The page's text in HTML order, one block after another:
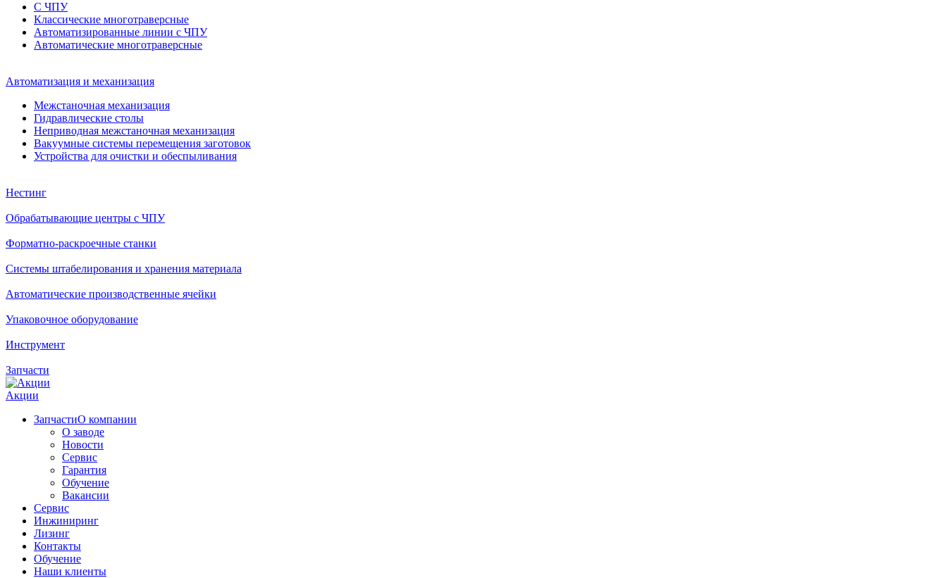
С ЧПУ
Классические многотраверсные
Автоматизированные линии с ЧПУ
Автоматические многотраверсные
Автоматизация и механизация
Межстаночная механизация
Гидравлические столы
Неприводная межстаночная механизация
Вакуумные системы перемещения заготовок
Устройства для очистки и обеспыливания
Нестинг
Обрабатывающие центры с ЧПУ
Форматно-раскроечные станки
Системы штабелирования и хранения материала
Автоматические производственные ячейки
Упаковочное оборудование
Инструмент
Запчасти
Акции
ЗапчастиО компании
О заводе
Новости
Сервис
Гарантия
Обучение
Вакансии
Сервис
Инжиниринг
Лизинг
Контакты
Обучение
Наши клиенты